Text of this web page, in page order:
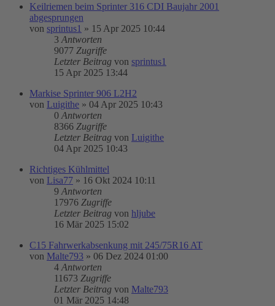
Keilriemen beim Sprinter 316 CDI Baujahr 2001
abgesprungen
von sprintus1 » 15 Apr 2025 10:44
3 Antworten
9077 Zugriffe
Letzter Beitrag von sprintus1
15 Apr 2025 13:44
Markise Sprinter 906 L2H2
von Luigithe » 04 Apr 2025 10:43
0 Antworten
8366 Zugriffe
Letzter Beitrag von Luigithe
04 Apr 2025 10:43
Richtiges Kühlmittel
von Lisa77 » 16 Okt 2024 10:11
9 Antworten
17976 Zugriffe
Letzter Beitrag von hljube
16 Mär 2025 15:02
C15 Fahrwerkabsenkung mit 245/75R16 AT
von Malte793 » 06 Dez 2024 01:00
4 Antworten
11673 Zugriffe
Letzter Beitrag von Malte793
01 Mär 2025 14:48